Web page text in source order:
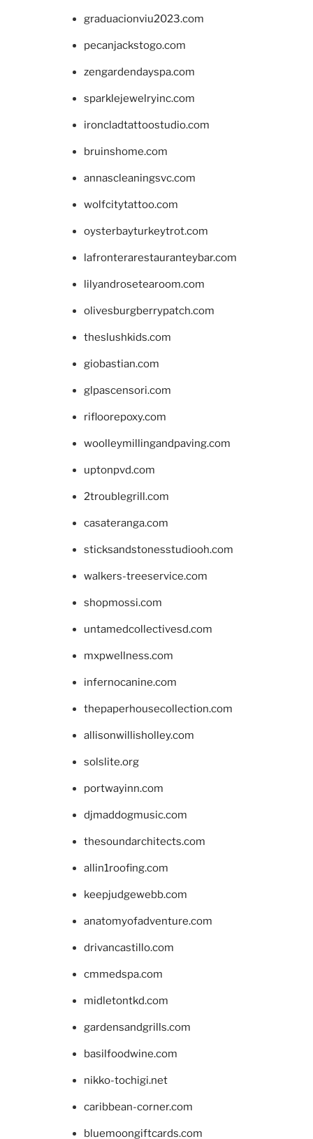
graduacionviu2023.com
pecanjackstogo.com
zengardendayspa.com
sparklejewelryinc.com
ironcladtattoostudio.com
bruinshome.com
annascleaningsvc.com
wolfcitytattoo.com
oysterbayturkeytrot.com
lafronterarestauranteybar.com
lilyandrosetearoom.com
olivesburgberrypatch.com
theslushkids.com
giobastian.com
glpascensori.com
rifloorepoxy.com
woolleymillingandpaving.com
uptonpvd.com
2troublegrill.com
casateranga.com
sticksandstonesstudiooh.com
walkers-treeservice.com
shopmossi.com
untamedcollectivesd.com
mxpwellness.com
infernocanine.com
thepaperhousecollection.com
allisonwillisholley.com
solslite.org
portwayinn.com
djmaddogmusic.com
thesoundarchitects.com
allin1roofing.com
keepjudgewebb.com
anatomyofadventure.com
drivancastillo.com
cmmedspa.com
midletontkd.com
gardensandgrills.com
basilfoodwine.com
nikko-tochigi.net
caribbean-corner.com
bluemoongiftcards.com